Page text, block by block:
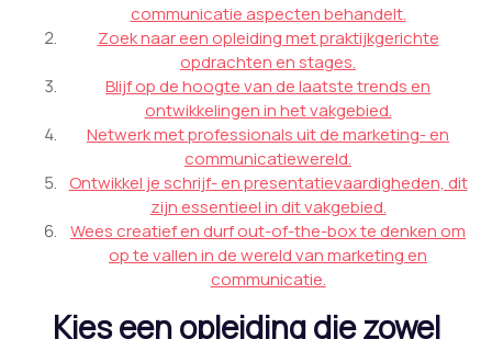
communicatie aspecten behandelt.
Zoek naar een opleiding met praktijkgerichte
opdrachten en stages.
Blijf op de hoogte van de laatste trends en
ontwikkelingen in het vakgebied.
Netwerk met professionals uit de marketing- en
communicatiewereld.
Ontwikkel je schrijf- en presentatievaardigheden, dit
zijn essentieel in dit vakgebied.
Wees creatief en durf out-of-the-box te denken om
op te vallen in de wereld van marketing en
communicatie.
Kies een opleiding die zowel